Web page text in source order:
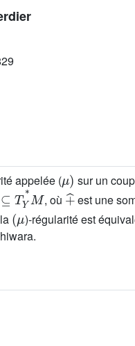
appelée (
μ)
sur un
*M
, où
+^
est une
(μ
)-régularité est